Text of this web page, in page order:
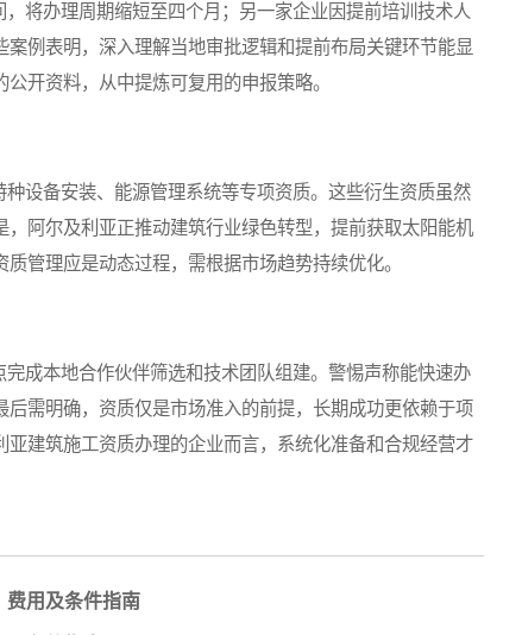
办理周期缩短至四个月；另一家企业因提前培训技术人
例表明，深入理解当地审批逻辑和提前布局关键环节能显
开资料，从中提炼可复用的申报策略。
备安装、能源管理系统等专项资质。这些衍生资质虽然
阿尔及利亚正推动建筑行业绿色转型，提前获取太阳能机
管理应是动态过程，需根据市场趋势持续优化。
本地合作伙伴筛选和技术团队组建。警惕声称能快速办
需明确，资质仅是市场准入的前提，长期成功更依赖于项
建筑施工资质办理的企业而言，系统化准备和合规经营才
费用及条件指南